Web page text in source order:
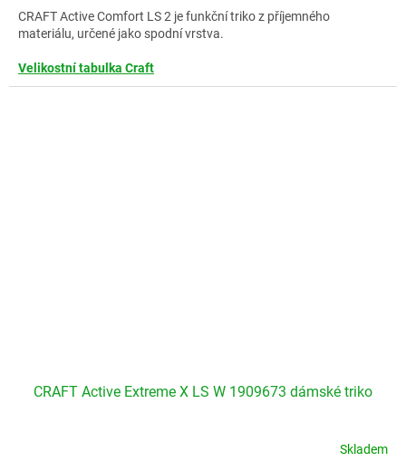
CRAFT Active Comfort LS 2 je funkční triko z příjemného
materiálu, určené jako spodní vrstva.
Velikostní tabulka Craft
CRAFT Active Extreme X LS W 1909673 dámské triko
Skladem